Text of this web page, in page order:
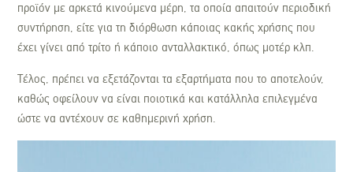
προϊόν με αρκετά κινούμενα μέρη, τα οποία απαιτούν περιοδική
συντήρηση, είτε για τη διόρθωση κάποιας κακής χρήσης που
έχει γίνει από τρίτο ή κάποιο ανταλλακτικό, όπως μοτέρ κλπ.
Τέλος, πρέπει να εξετάζονται τα εξαρτήματα που το αποτελούν,
καθώς οφείλουν να είναι ποιοτικά και κατάλληλα επιλεγμένα
ώστε να αντέχουν σε καθημερινή χρήση.